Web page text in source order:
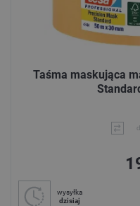
Taśma maskująca
wysyłka
dzisiaj